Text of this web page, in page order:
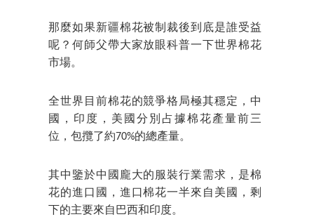
那麼如果新疆棉花被制裁後到底是誰受益
呢？何師父帶大家放眼科普一下世界棉花
市場。
全世界目前棉花的競爭格局極其穩定，中
國，印度，美國分別占據棉花產量前三
位，包攬了約70%的總產量。
其中鑒於中國龐大的服裝行業需求，是棉
花的進口國，進口棉花一半來自美國，剩
下的主要來自巴西和印度。